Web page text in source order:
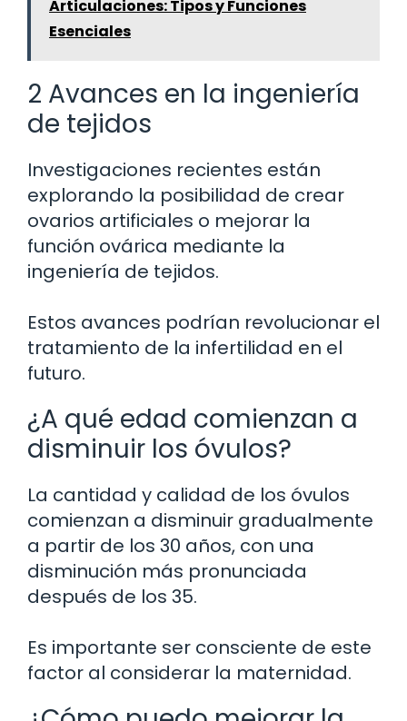
Articulaciones: Tipos y Funciones
Esenciales
2 Avances en la ingeniería
de tejidos
Investigaciones recientes están
explorando la posibilidad de crear
ovarios artificiales o mejorar la
función ovárica mediante la
ingeniería de tejidos.
Estos avances podrían revolucionar el
tratamiento de la infertilidad en el
futuro.
¿A qué edad comienzan a
disminuir los óvulos?
La cantidad y calidad de los óvulos
comienzan a disminuir gradualmente
a partir de los 30 años, con una
disminución más pronunciada
después de los 35.
Es importante ser consciente de este
factor al considerar la maternidad.